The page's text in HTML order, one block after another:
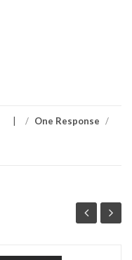
/ One Response /